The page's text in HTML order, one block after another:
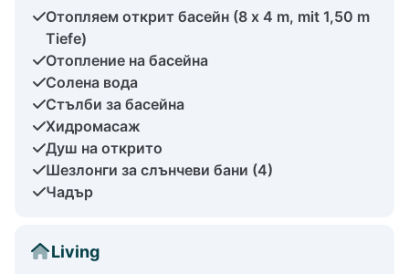
Отопляем открит басейн (8 x 4 m, mit 1,50 m
Tiefe)
Отопление на басейна
Солена вода
Стълби за басейна
Хидромасаж
Душ на открито
Шезлонги за слънчеви бани (4)
Чадър
Living